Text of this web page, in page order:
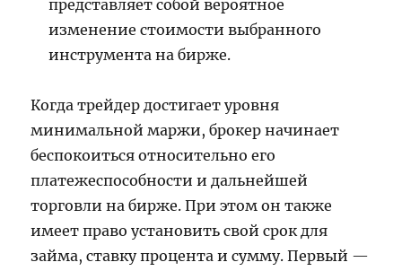
представляет собой вероятное
изменение стоимости выбранного
инструмента на бирже.
Когда трейдер достигает уровня
минимальной маржи, брокер начинает
беспокоиться относительно его
платежеспособности и дальнейшей
торговли на бирже. При этом он также
имеет право установить свой срок для
займа, ставку процента и сумму. Первый —